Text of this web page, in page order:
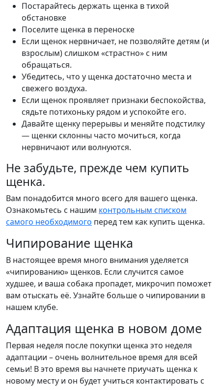
Постарайтесь держать щенка в тихой
обстановке
Поселите щенка в переноске
Если щенок нервничает, не позволяйте детям (и
взрослым) слишком «страстно» с ним
обращаться.
Убедитесь, что у щенка достаточно места и
свежего воздуха.
Если щенок проявляет признаки беспокойства,
сядьте потихоньку рядом и успокойте его.
Давайте щенку перерывы и меняйте подстилку
— щенки склонны часто мочиться, когда
нервничают или волнуются.
Не забудьте, прежде чем купить
щенка.
Вам понадобится много всего для вашего щенка.
Ознакомьтесь с нашим контрольным списком
самого необходимого перед тем как купить щенка.
Чипирование щенка
В настоящее время много внимания уделяется
«чипированию» щенков. Если случится самое
худшее, и ваша собака пропадет, микрочип поможет
вам отыскать её. Узнайте больше о чипировании в
нашем клубе.
Адаптация щенка в новом доме
Первая неделя после покупки щенка это неделя
адаптации – очень волнительное время для всей
семьи! В это время вы начнете приучать щенка к
новому месту и он будет учиться контактировать с